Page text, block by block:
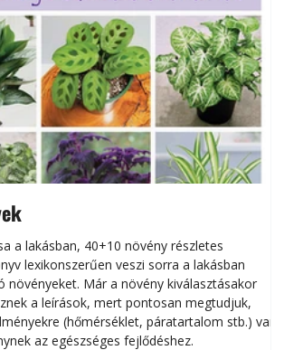
a lakásban, 40+10 növény részletes
lexikonszerűen veszi sorra a lakásban
növényeket. Már a növény kiválasztásakor
a leírások, mert pontosan megtudjuk,
(hőmérséklet, páratartalom stb.) van
az egészséges fejlődéshez.